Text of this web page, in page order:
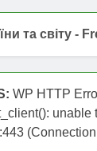
та світу -
WP HTTP
unable